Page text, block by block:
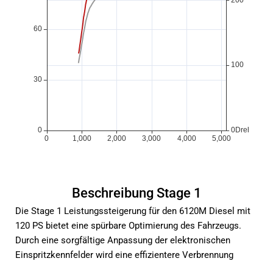
Beschreibung Stage 1
Die Stage 1 Leistungssteigerung für den 6120M Diesel mit
120 PS bietet eine spürbare Optimierung des Fahrzeugs.
Durch eine sorgfältige Anpassung der elektronischen
Einspritzkennfelder wird eine effizientere Verbrennung